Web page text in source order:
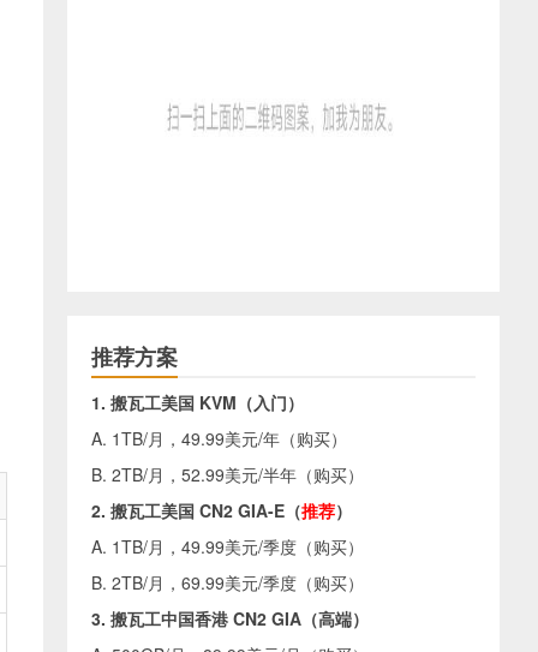
推荐方案
1. 搬瓦工美国 KVM（入门）
A. 1TB/月，49.99美元/年（购买）
B. 2TB/月，52.99美元/半年（购买）
2. 搬瓦工美国 CN2 GIA-E（推荐）
A. 1TB/月，49.99美元/季度（购买）
B. 2TB/月，69.99美元/季度（购买）
3. 搬瓦工中国香港 CN2 GIA（高端）